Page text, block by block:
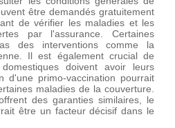
être demandés gratuitement
de vérifier les maladies et les
par l'assurance. Certaines
des interventions comme la
Il est également crucial de
doivent avoir leurs
d'une primo-vaccination pourrait
maladies de la couverture.
des garanties similaires, le
être un facteur décisif dans le